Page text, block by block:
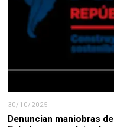
30/10/2025
Denuncian maniobras